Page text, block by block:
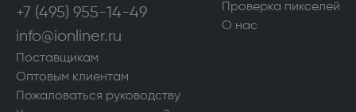
+7 (495) 955-14-49
info@ionliner.ru
Проверка пикселей
О нас
Поставщикам
Оптовым клиентам
Пожаловаться руководству